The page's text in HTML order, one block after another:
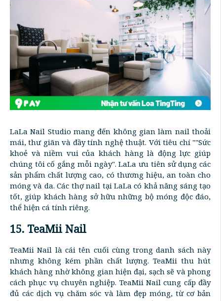
LaLa Nail Studio mang đến không gian làm nail thoải
mái, thư giãn và đầy tính nghệ thuật. Với tiêu chí ""Sức
khoẻ và niềm vui của khách hàng là động lực giúp
chúng tôi cố gắng mỗi ngày". LaLa ưu tiên sử dụng các
sản phẩm chất lượng cao, có thương hiệu, an toàn cho
móng và da. Các thợ nail tại LaLa có khả năng sáng tạo
tốt, giúp khách hàng sở hữu những bộ móng độc đáo,
thể hiện cá tính riêng.
15. TeaMii Nail
TeaMii Nail là cái tên cuối cùng trong danh sách này
nhưng không kém phần chất lượng. TeaMii thu hút
khách hàng nhờ không gian hiện đại, sạch sẽ và phong
cách phục vụ chuyên nghiệp. TeaMii Nail cung cấp đầy
đủ các dịch vụ chăm sóc và làm đẹp móng, từ cơ bản